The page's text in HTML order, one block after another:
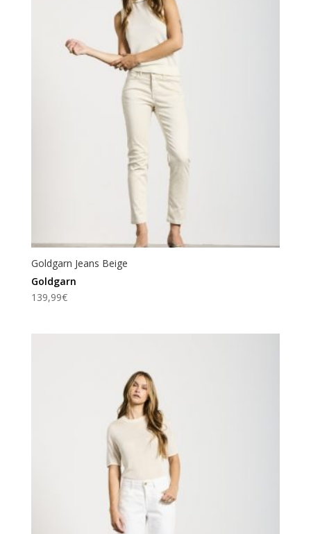
Goldgarn Jeans Beige
Goldgarn
139,99€